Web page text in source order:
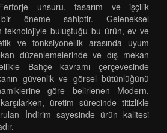
unsuru, tasarım ve işçilik
öneme sahiptir. Geleneksel
teknolojiyle buluştuğu bu ürün, ev ve
ve fonksiyonellik arasında uyum
düzenlemelerinde ve dış mekan
Bahçe kavramı çerçevesinde
güvenlik ve görsel bütünlüğünü
göre belirlenen Modern,
üretim sürecinde titizlikle
İndirim sayesinde ürün kalitesi